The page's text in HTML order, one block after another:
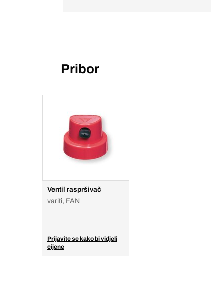
Pribor
Ventil raspršivač
variti, FAN
Prijavite se kako bi vidjeli
cijene